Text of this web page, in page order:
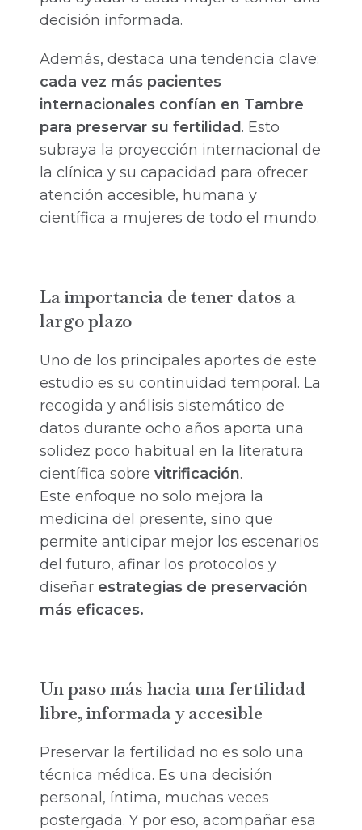
decisión informada.
Además, destaca una tendencia clave:
cada vez más pacientes
internacionales confían en Tambre
para preservar su fertilidad . Esto
subraya la proyección internacional de
la clínica y su capacidad para ofrecer
atención accesible, humana y
científica a mujeres de todo el mundo.
La importancia de tener datos a
largo plazo
Uno de los principales aportes de este
estudio es su continuidad temporal. La
recogida y análisis sistemático de
datos durante ocho años aporta una
solidez poco habitual en la literatura
científica sobre vitrificación.
Este enfoque no solo mejora la
medicina del presente, sino que
permite anticipar mejor los escenarios
del futuro, afinar los protocolos y
diseñar estrategias de preservación
más eficaces.
Un paso más hacia una fertilidad
libre, informada y accesible
Preservar la fertilidad no es solo una
técnica médica. Es una decisión
personal, íntima, muchas veces
postergada. Y por eso, acompañar esa